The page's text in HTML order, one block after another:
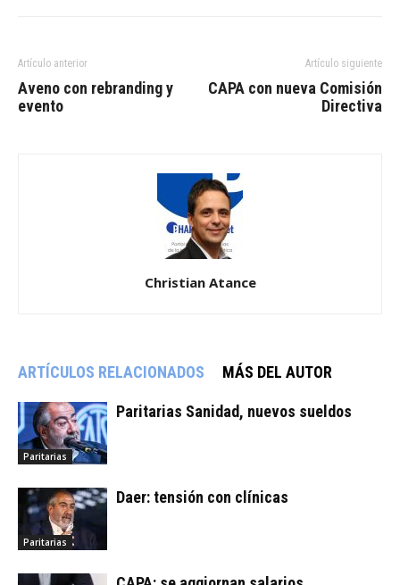
Artículo anterior
Aveno con rebranding y
evento
Artículo siguiente
CAPA con nueva Comisión
Directiva
Christian Atance
ARTÍCULOS RELACIONADOS MÁS DEL AUTOR
Paritarias
Paritarias Sanidad, nuevos sueldos
Paritarias
Daer: tensión con clínicas